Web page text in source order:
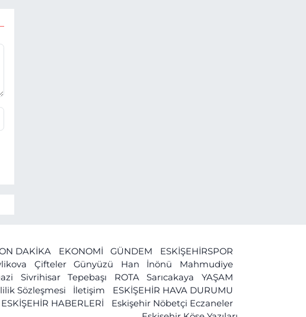
DAKİKA EKONOMİ GÜNDEM
ESKİŞEHİRSPOR
Çifteler Günyüzü Han İnönü
Mahmudiye
Sivrihisar Tepebaşı ROTA Sarıcakaya
YAŞAM
Sözleşmesi İletişim
ESKİŞEHİR HAVA DURUMU
ESKİŞEHİR HABERLERİ
Eskişehir Nöbetçi Eczaneler